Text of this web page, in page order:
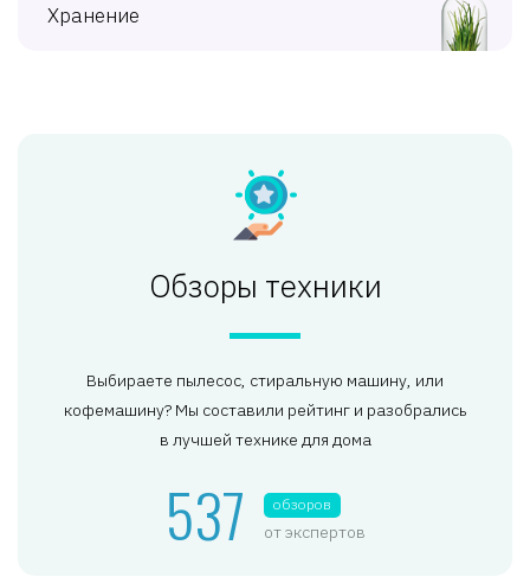
Хранение
Обзоры техники
Выбираете пылесос, стиральную машину, или
кофемашину? Мы составили рейтинг и разобрались
в лучшей технике для дома
537 обзоров
от экспертов